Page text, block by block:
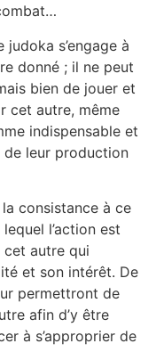
s’engage à
donné ; il ne peut
bien de jouer et
cet autre, même
indispensable et
de leur production
consistance à ce
l’action est
cet autre qui
et son intérêt. De
permettront de
afin d’y être
à s’approprier de